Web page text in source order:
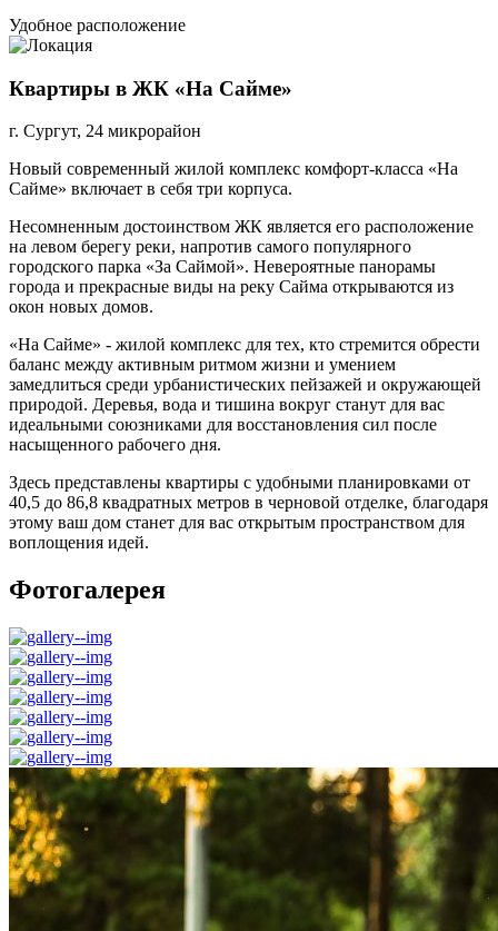
Удобное расположение
Квартиры в ЖК «На Сайме»
г. Сургут, 24 микрорайон
Новый современный жилой комплекс комфорт-класса «На
Сайме» включает в себя три корпуса.
Несомненным достоинством ЖК является его расположение
на левом берегу реки, напротив самого популярного
городского парка «За Саймой». Невероятные панорамы
города и прекрасные виды на реку Сайма открываются из
окон новых домов.
«На Сайме» - жилой комплекс для тех, кто стремится обрести
баланс между активным ритмом жизни и умением
замедлиться среди урбанистических пейзажей и окружающей
природой. Деревья, вода и тишина вокруг станут для вас
идеальными союзниками для восстановления сил после
насыщенного рабочего дня.
Здесь представлены квартиры с удобными планировками от
40,5 до 86,8 квадратных метров в черновой отделке, благодаря
этому ваш дом станет для вас открытым пространством для
воплощения идей.
Фотогалерея